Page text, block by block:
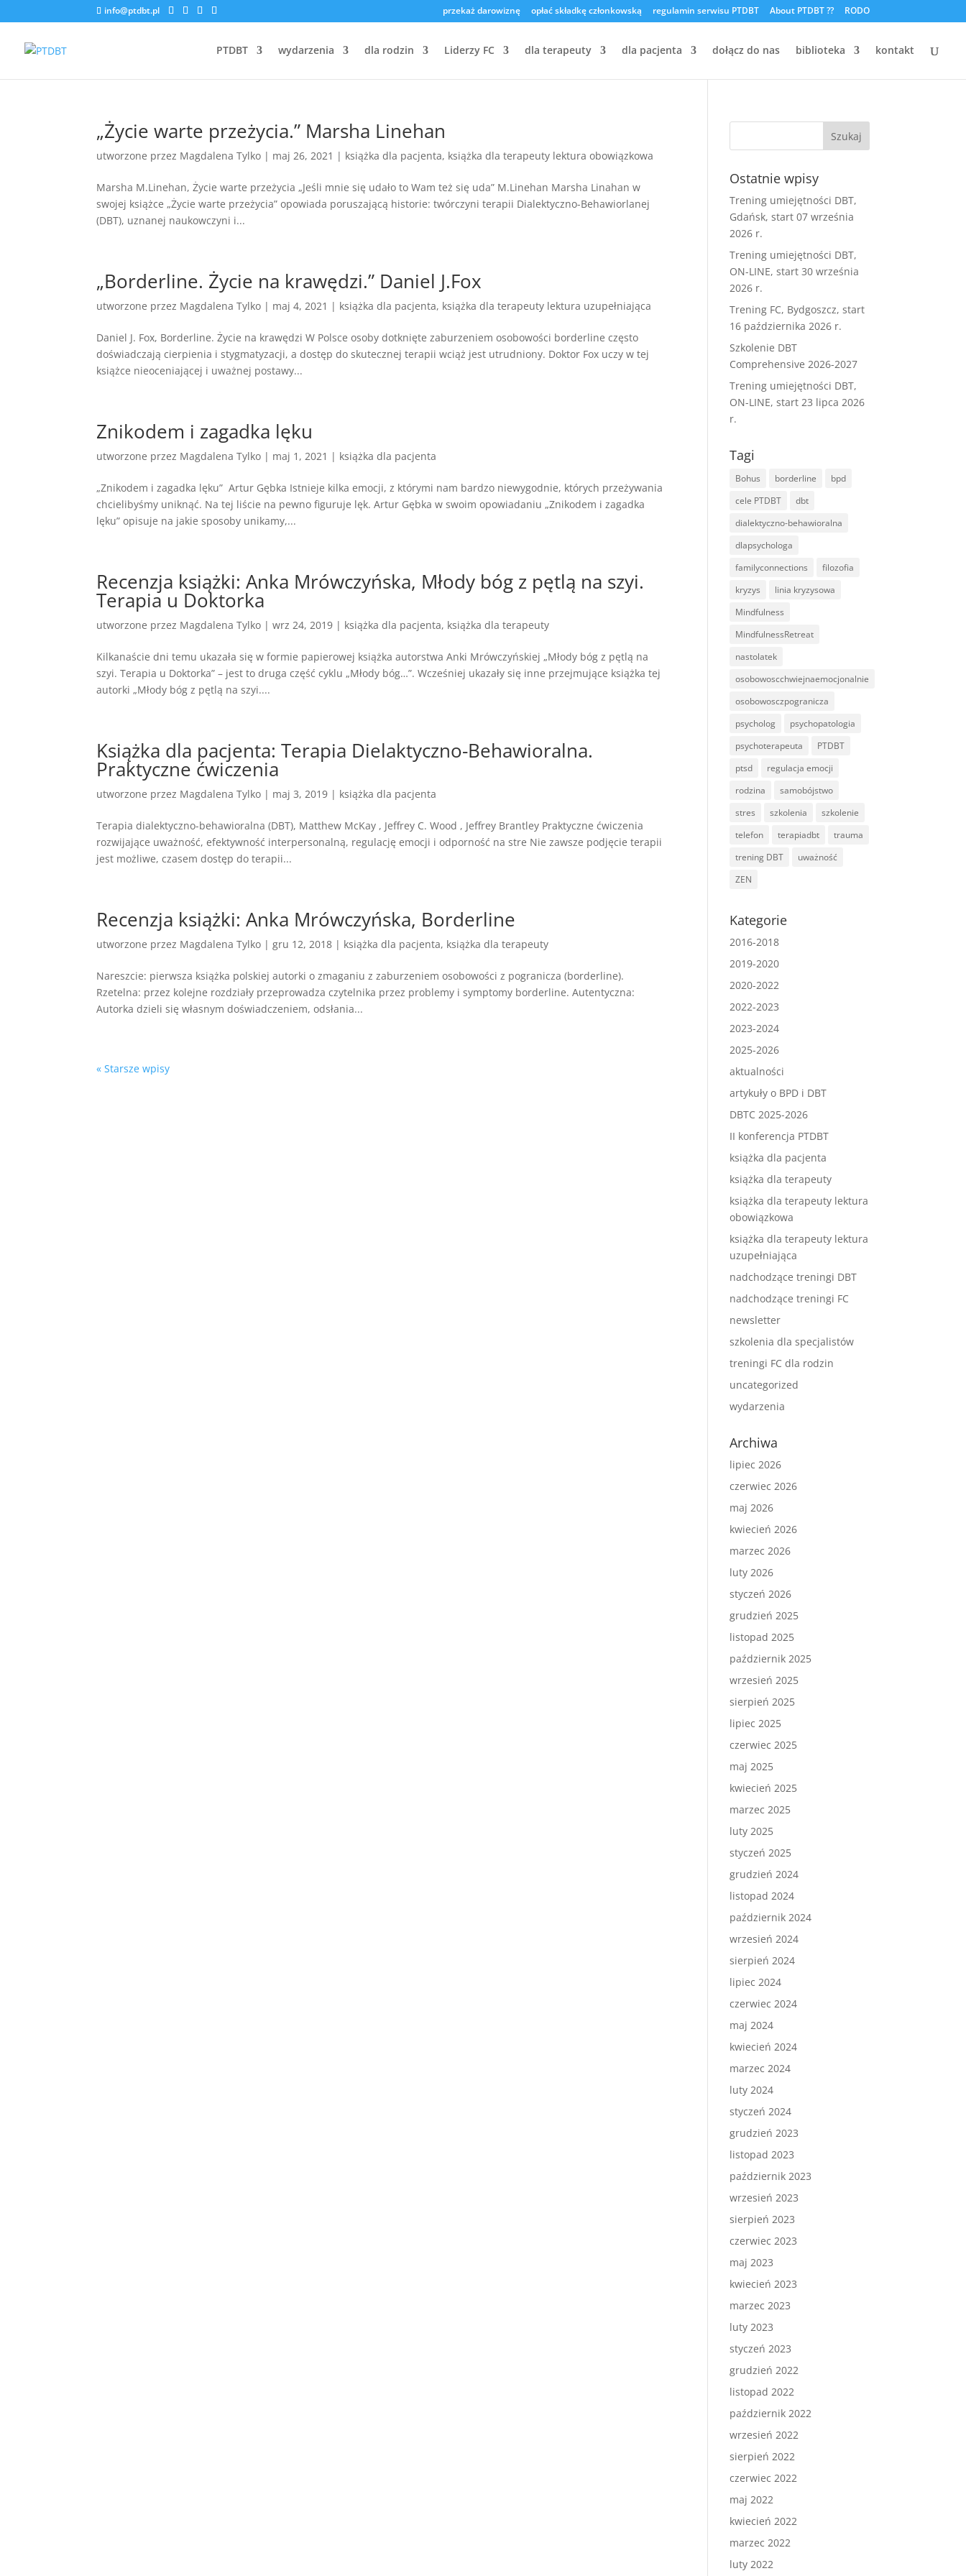
info@ptdbt.pl przekaż darowiznę opłać składkę członkowską regulamin serwisu PTDBT About PTDBT ?? RODO
PTDBT wydarzenia dla rodzin Liderzy FC dla terapeuty dla pacjenta dołącz do nas biblioteka kontakt
„Życie warte przeżycia.” Marsha Linehan
utworzone przez Magdalena Tylko | maj 26, 2021 | książka dla pacjenta, książka dla terapeuty lektura obowiązkowa
Marsha M.Linehan, Życie warte przeżycia „Jeśli mnie się udało to Wam też się uda” M.Linehan Marsha Linahan w
swojej książce „Życie warte przeżycia” opowiada poruszającą historie: twórczyni terapii Dialektyczno-Behawiorlanej
(DBT), uznanej naukowczyni i...
„Borderline. Życie na krawędzi.” Daniel J.Fox
utworzone przez Magdalena Tylko | maj 4, 2021 | książka dla pacjenta, książka dla terapeuty lektura uzupełniająca
Daniel J. Fox, Borderline. Życie na krawędzi W Polsce osoby dotknięte zaburzeniem osobowości borderline często
doświadczają cierpienia i stygmatyzacji, a dostęp do skutecznej terapii wciąż jest utrudniony. Doktor Fox uczy w tej
książce nieoceniającej i uważnej postawy...
Znikodem i zagadka lęku
utworzone przez Magdalena Tylko | maj 1, 2021 | książka dla pacjenta
„Znikodem i zagadka lęku” Artur Gębka Istnieje kilka emocji, z którymi nam bardzo niewygodnie, których przeżywania
chcielibyśmy uniknąć. Na tej liście na pewno figuruje lęk. Artur Gębka w swoim opowiadaniu „Znikodem i zagadka
lęku” opisuje na jakie sposoby unikamy,...
Recenzja książki: Anka Mrówczyńska, Młody bóg z pętlą na szyi.
Terapia u Doktorka
utworzone przez Magdalena Tylko |wrz 24, 2019 | książka dla pacjenta, książka dla terapeuty
Kilkanaście dni temu ukazała się w formie papierowej książka autorstwa Anki Mrówczyńskiej „Młody bóg z pętlą na
szyi. Terapia u Doktorka” – jest to druga część cyklu „Młody bóg…”. Wcześniej ukazały się inne przejmujące książka tej
autorki „Młody bóg z pętlą na szyi....
Książka dla pacjenta: Terapia Dielaktyczno-Behawioralna.
Praktyczne ćwiczenia
utworzone przez Magdalena Tylko | maj 3, 2019 | książka dla pacjenta
Terapia dialektyczno-behawioralna (DBT), Matthew McKay , Jeffrey C. Wood , Jeffrey Brantley Praktyczne ćwiczenia
rozwijające uważność, efektywność interpersonalną, regulację emocji i odporność na stre Nie zawsze podjęcie terapii
jest możliwe, czasem dostęp do terapii...
Recenzja książki: Anka Mrówczyńska, Borderline
utworzone przez Magdalena Tylko |gru 12, 2018 | książka dla pacjenta, książka dla terapeuty
Nareszcie: pierwsza książka polskiej autorki o zmaganiu z zaburzeniem osobowości z pogranicza (borderline).
Rzetelna: przez kolejne rozdziały przeprowadza czytelnika przez problemy i symptomy borderline. Autentyczna:
Autorka dzieli się własnym doświadczeniem, odsłania...
« Starsze wpisy
Ostatnie wpisy
Trening umiejętności DBT,
Gdańsk, start 07 września
2026 r.
Trening umiejętności DBT,
ON-LINE, start 30 września
2026 r.
Trening FC, Bydgoszcz, start
16 października 2026 r.
Szkolenie DBT
Comprehensive 2026-2027
Trening umiejętności DBT,
ON-LINE, start 23 lipca 2026
r.
Tagi
Bohus borderline
bpd
cele PTDBT
dbt
dialektyczno-behawioralna
dlapsychologa
familyconnections
filozofia
kryzys
linia kryzysowa
Mindfulness
MindfulnessRetreat
nastolatek
osobowoscchwiejnaemocjonalnie
osobowosczpogranicza
psycholog
psychopatologia
psychoterapeuta
PTDBT
ptsd
regulacja emocji
rodzina
samobójstwo
stres
szkolenia
szkolenie
telefon
terapiadbt
trauma
trening DBT
uważność
ZEN
Kategorie
2016-2018
2019-2020
2020-2022
2022-2023
2023-2024
2025-2026
aktualności
artykuły o BPD i DBT
DBTC 2025-2026
II konferencja PTDBT
książka dla pacjenta
książka dla terapeuty
książka dla terapeuty lektura
obowiązkowa
książka dla terapeuty lektura
uzupełniająca
nadchodzące treningi DBT
nadchodzące treningi FC
newsletter
szkolenia dla specjalistów
treningi FC dla rodzin
uncategorized
wydarzenia
Archiwa
lipiec 2026
czerwiec 2026
maj 2026
kwiecień 2026
marzec 2026
luty 2026
styczeń 2026
grudzień 2025
listopad 2025
październik 2025
wrzesień 2025
sierpień 2025
lipiec 2025
czerwiec 2025
maj 2025
kwiecień 2025
marzec 2025
luty 2025
styczeń 2025
grudzień 2024
listopad 2024
październik 2024
wrzesień 2024
sierpień 2024
lipiec 2024
czerwiec 2024
maj 2024
kwiecień 2024
marzec 2024
luty 2024
styczeń 2024
grudzień 2023
listopad 2023
październik 2023
wrzesień 2023
sierpień 2023
czerwiec 2023
maj 2023
kwiecień 2023
marzec 2023
luty 2023
styczeń 2023
grudzień 2022
listopad 2022
październik 2022
wrzesień 2022
sierpień 2022
czerwiec 2022
maj 2022
kwiecień 2022
marzec 2022
luty 2022